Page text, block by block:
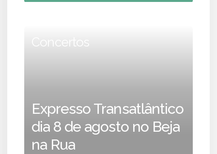
Concertos
Expresso Transatlântico
dia 8 de agosto no Beja
na Rua